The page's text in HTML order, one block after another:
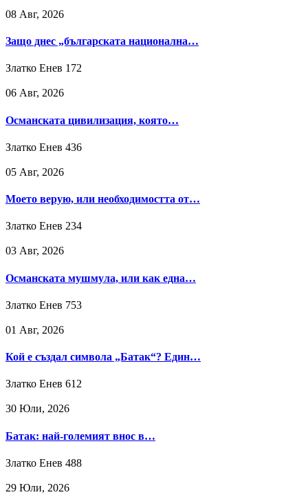
08 Авг, 2026
Защо днес „българската национална…
Златко Енев 172
06 Авг, 2026
Османската цивилизация, която…
Златко Енев 436
05 Авг, 2026
Моето верую, или необходимостта от…
Златко Енев 234
03 Авг, 2026
Османската мушмула, или как една…
Златко Енев 753
01 Авг, 2026
Кой е създал символа „Батак“? Един…
Златко Енев 612
30 Юли, 2026
Батак: най-големият внос в…
Златко Енев 488
29 Юли, 2026